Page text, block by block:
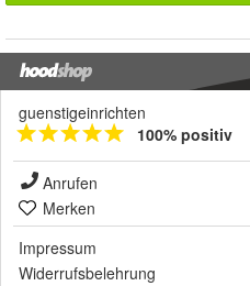
guenstigeinrichten
100% positiv
Anrufen
Merken
Impressum
Widerrufsbelehrung